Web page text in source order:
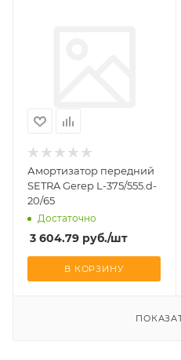
Амортизатор передний
SETRA Gerep L-375/555.d-
20/65
Достаточно
3 604.79 руб./шт
В КОРЗИНУ